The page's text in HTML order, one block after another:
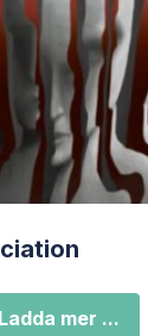
Ladda mer ...